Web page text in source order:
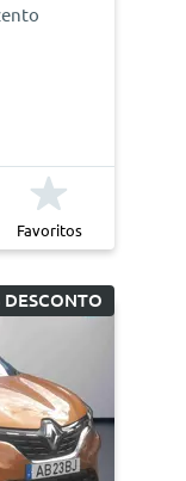
Favoritos